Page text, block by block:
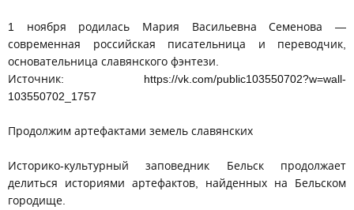
1 ноября родилась Мария Васильевна Семенова —
современная российская писательница и переводчик,
основательница славянского фэнтези.
Источник: https://vk.com/public103550702?w=wall-
103550702_1757
Продолжим артефактами земель славянских
Историко-культурный заповедник Бельск продолжает
делиться историями артефактов, найденных на Бельском
городище.